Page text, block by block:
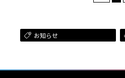
お知らせ